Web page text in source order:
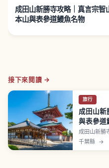
成田山新勝寺攻略｜真言宗智
本山與表參道鰻魚名物
接下來閱讀 →
旅行
成田山新
與表參道
成田山新勝
本山，於天
由弘法大師
千葉縣 →